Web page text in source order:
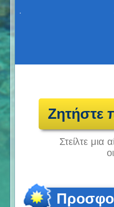
Ζητήστε
Στείλτε